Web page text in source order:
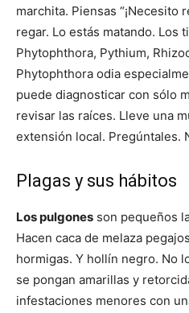
marchita. Piensas “¡Necesito
regar. Lo estás matando. Los
Phytophthora, Pythium,
Phytophthora odia
puede diagnosticar con sólo
revisar las raíces. Lleve una
extensión local. Pregúntales.
Plagas y sus hábitos
Los pulgones son pequeños
Hacen caca de melaza
hormigas. Y hollín negro. No
se pongan amarillas y
infestaciones menores con